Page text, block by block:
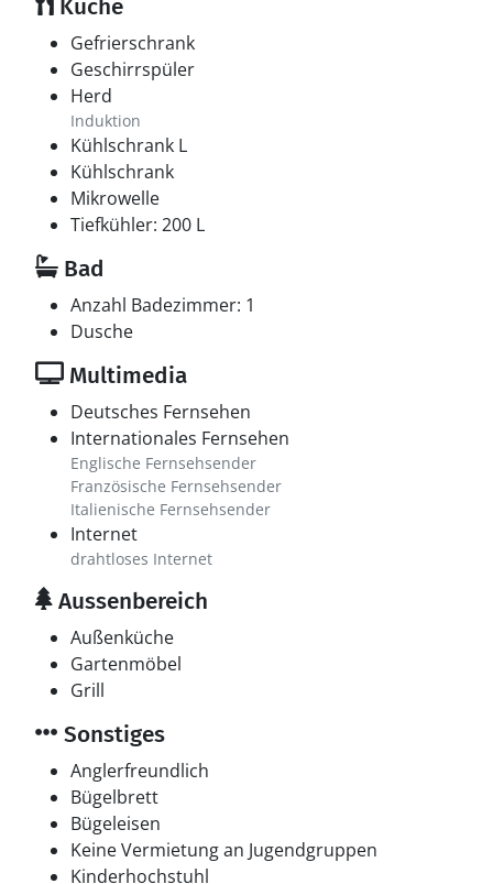
Küche
Gefrierschrank
Geschirrspüler
Herd
Induktion
Kühlschrank L
Kühlschrank
Mikrowelle
Tiefkühler: 200 L
Bad
Anzahl Badezimmer: 1
Dusche
Multimedia
Deutsches Fernsehen
Internationales Fernsehen
Englische Fernsehsender
Französische Fernsehsender
Italienische Fernsehsender
Internet
drahtloses Internet
Aussenbereich
Außenküche
Gartenmöbel
Grill
Sonstiges
Anglerfreundlich
Bügelbrett
Bügeleisen
Keine Vermietung an Jugendgruppen
Kinderhochstuhl